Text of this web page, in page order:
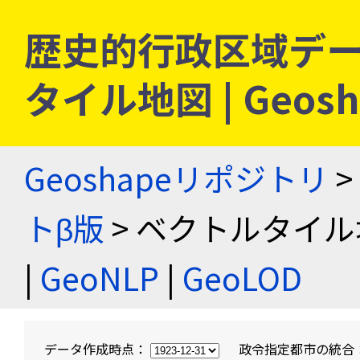
歴史的行政区域デ
タイル地図 |
Geoshapeリポジトリ >
トβ版 > ベクトルタイ
| GeoNLP | GeoLOD
データ作成時点： 政令指定都市の統